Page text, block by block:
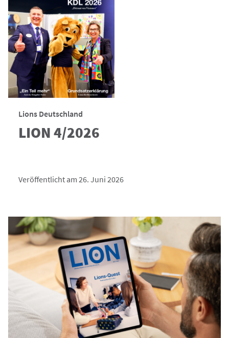
Lions Deutschland
LION 4/2026
Veröffentlicht am 26. Juni 2026